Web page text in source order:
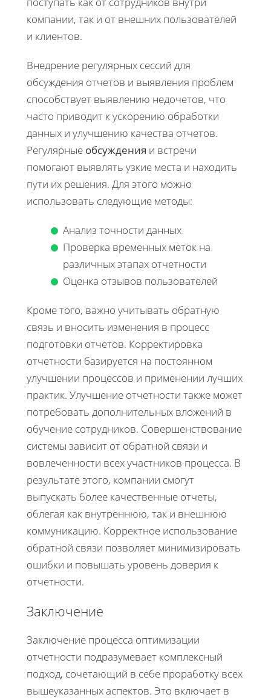
компании, так и от внешних пользователей
и клиентов.
Внедрение регулярных сессий для
обсуждения отчетов и выявления проблем
способствует выявлению недочетов, что
часто приводит к ускорению обработки
данных и улучшению качества отчетов.
Регулярные обсуждения и встречи
помогают выявлять узкие места и находить
пути их решения. Для этого можно
использовать следующие методы:
Анализ точности данных
Проверка временных меток на
различных этапах отчетности
Оценка отзывов пользователей
Кроме того, важно учитывать обратную
связь и вносить изменения в процесс
подготовки отчетов. Корректировка
отчетности базируется на постоянном
улучшении процессов и применении лучших
практик. Улучшение отчетности также может
потребовать дополнительных вложений в
обучение сотрудников. Совершенствование
системы зависит от обратной связи и
вовлеченности всех участников процесса. В
результате этого, компании смогут
выпускать более качественные отчеты,
облегая как внутреннюю, так и внешнюю
коммуникацию. Корректное использование
обратной связи позволяет минимизировать
ошибки и повышать уровень доверия к
отчетности.
Заключение
Заключение процесса оптимизации
отчетности подразумевает комплексный
подход, сочетающий в себе проработку всех
вышеуказанных аспектов. Это включает в